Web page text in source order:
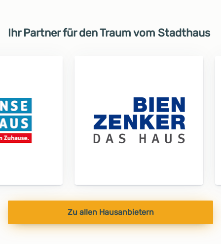
Ihr Partner für den Traum vom Stadthaus
Zu allen Hausanbietern